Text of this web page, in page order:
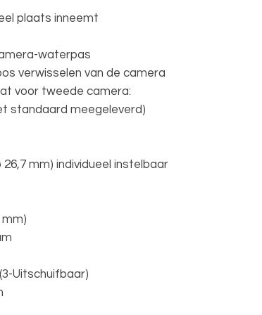
plaats inneemt
waterpas
verwisselen van de camera
voor tweede camera:
standaard meegeleverd)
mm) individueel instelbaar
mm)
Uitschuifbaar)